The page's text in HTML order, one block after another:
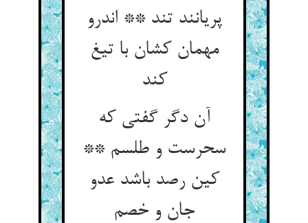
پریانند تند ** اندرو
مهمان کشان با تیغ
کند
آن دگر گفتی که
سحرست و طلسم **
کین رصد باشد عدو
جان و خصم